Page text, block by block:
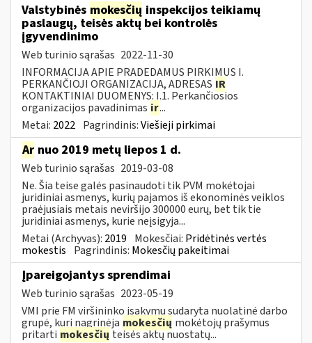
Valstybinės mokesčių inspekcijos teikiamų
paslaugų, teisės aktų bei kontrolės
įgyvendinimo
Web turinio sąrašas 2022-11-30
INFORMACIJA APIE PRADEDAMUS PIRKIMUS I.
PERKANČIOJI ORGANIZACIJA, ADRESAS IR
KONTAKTINIAI DUOMENYS: I.1. Perkančiosios
organizacijos pavadinimas ir...
Metai: 2022 Pagrindinis:Viešieji pirkimai
Ar nuo 2019 metų liepos 1 d.
Web turinio sąrašas 2019-03-08
Ne. Šia teise galės pasinaudoti tik PVM mokėtojai
juridiniai asmenys, kurių pajamos iš ekonominės veiklos
praėjusiais metais neviršijo 300000 eurų, bet tik tie
juridiniai asmenys, kurie neįsigyja...
Metai (Archyvas): 2019 Mokesčiai: Pridėtinės vertės
mokestis Pagrindinis: Mokesčių pakeitimai
Įpareigojantys sprendimai
Web turinio sąrašas 2023-05-19
VMI prie FM viršininko įsakymu sudaryta nuolatinė darbo
grupė, kuri nagrinėja mokesčių mokėtojų prašymus
pritarti mokesčių teisės aktų nuostatų...